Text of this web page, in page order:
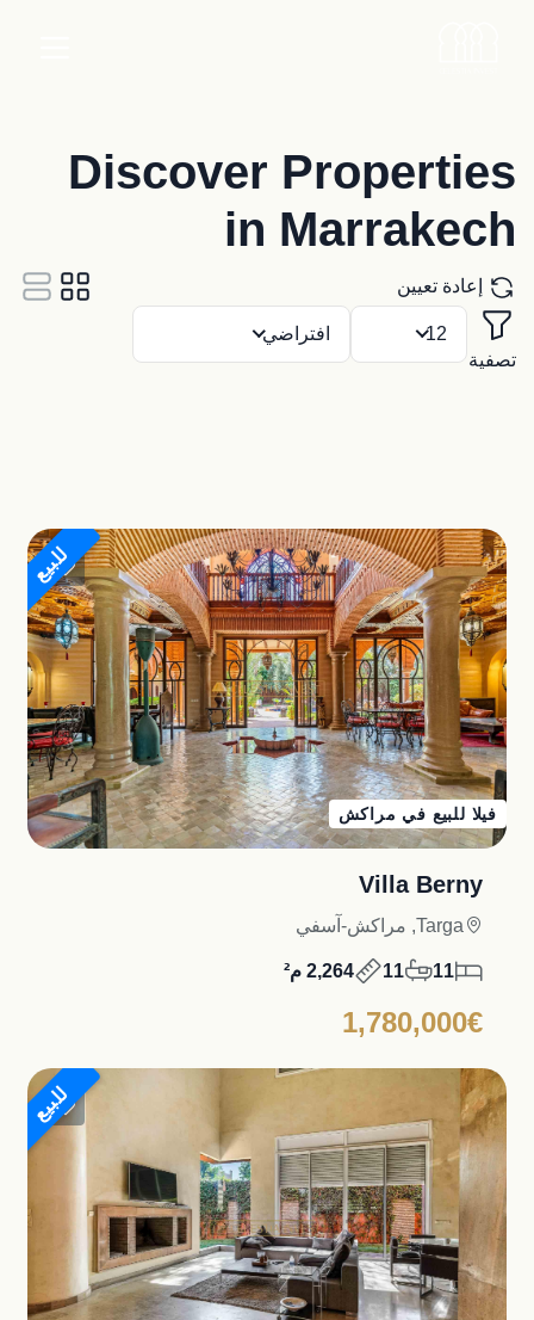
Discover Properties
in Marrakech
إعادة تعيين
تصفية
12 افتراضي
للبيع
فيلا للبيع في مراكش
Villa Berny
Targa, مراكش-آسفي
11
11 2,264 م²
1,780,000€
للبيع